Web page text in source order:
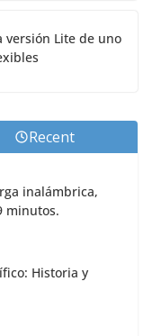
versión Lite de uno
Recent
inalámbrica,
minutos.
Historia y